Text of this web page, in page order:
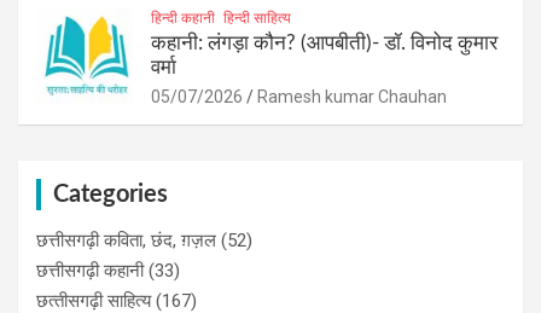
हिन्दी कहानी हिन्दी साहित्य
कहानी: लंगड़ा कौन? (आपबीती)​- डॉ. विनोद कुमार
वर्मा
05/07/2026 Ramesh kumar Chauhan
Categories
छत्तीसगढ़ी कविता, छंद, ग़ज़ल (52)
छत्तीसगढ़ी कहानी(33)
छत्‍तीसगढ़ी साहित्‍य(167)